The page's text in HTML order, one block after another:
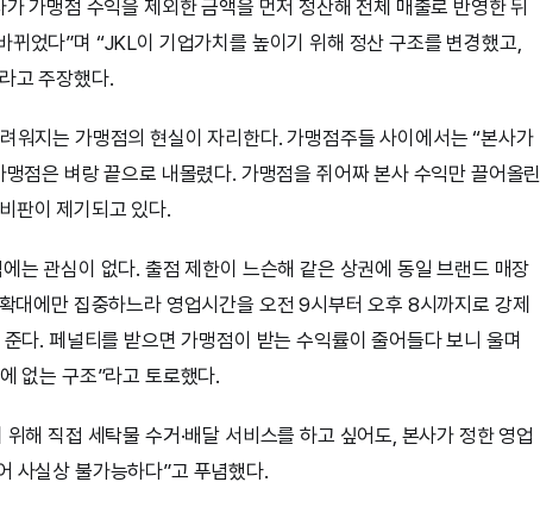
가맹점 수익을 제외한 금액을 먼저 정산해 전체 매출로 반영한 뒤
뀌었다”며 “JKL이 기업가치를 높이기 위해 정산 구조를 변경했고,
고 주장했다.
워지는 가맹점의 현실이 자리한다. 가맹점주들 사이에서는 “본사가
점은 벼랑 끝으로 내몰렸다. 가맹점을 쥐어짜 본사 수익만 끌어올린
판이 제기되고 있다.
는 관심이 없다. 출점 제한이 느슨해 같은 상권에 동일 브랜드 매장
대에만 집중하느라 영업시간을 오전 9시부터 오후 8시까지로 강제
다. 페널티를 받으면 가맹점이 받는 수익률이 줄어들다 보니 울며
없는 구조”라고 토로했다.
해 직접 세탁물 수거·배달 서비스를 하고 싶어도, 본사가 정한 영업
사실상 불가능하다”고 푸념했다.